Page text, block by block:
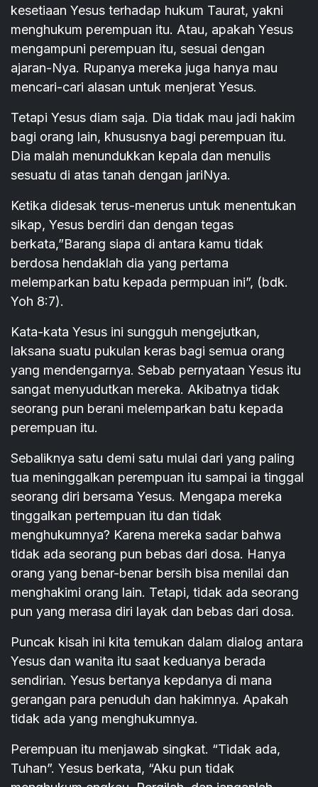
kesetiaan Yesus terhadap hukum Taurat, yakni
menghukum perempuan itu. Atau, apakah Yesus
mengampuni perempuan itu, sesuai dengan
ajaran-Nya. Rupanya mereka juga hanya mau
mencari-cari alasan untuk menjerat Yesus.
Tetapi Yesus diam saja. Dia tidak mau jadi hakim
bagi orang lain, khususnya bagi perempuan itu.
Dia malah menundukkan kepala dan menulis
sesuatu di atas tanah dengan jariNya.
Ketika didesak terus-menerus untuk menentukan
sikap, Yesus berdiri dan dengan tegas
berkata,”Barang siapa di antara kamu tidak
berdosa hendaklah dia yang pertama
melemparkan batu kepada permpuan ini”, (bdk.
Yoh 8:7).
Kata-kata Yesus ini sungguh mengejutkan,
laksana suatu pukulan keras bagi semua orang
yang mendengarnya. Sebab pernyataan Yesus itu
sangat menyudutkan mereka. Akibatnya tidak
seorang pun berani melemparkan batu kepada
perempuan itu.
Sebaliknya satu demi satu mulai dari yang paling
tua meninggalkan perempuan itu sampai ia tinggal
seorang diri bersama Yesus. Mengapa mereka
tinggalkan pertempuan itu dan tidak
menghukumnya? Karena mereka sadar bahwa
tidak ada seorang pun bebas dari dosa. Hanya
orang yang benar-benar bersih bisa menilai dan
menghakimi orang lain. Tetapi, tidak ada seorang
pun yang merasa diri layak dan bebas dari dosa.
Puncak kisah ini kita temukan dalam dialog antara
Yesus dan wanita itu saat keduanya berada
sendirian. Yesus bertanya kepdanya di mana
gerangan para penuduh dan hakimnya. Apakah
tidak ada yang menghukumnya.
Perempuan itu menjawab singkat. “Tidak ada,
Tuhan”. Yesus berkata, “Aku pun tidak